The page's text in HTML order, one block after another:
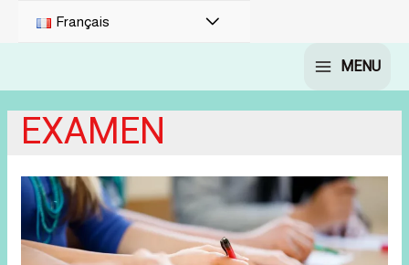
Français PERMUTATEUR
MENU
EXAMEN